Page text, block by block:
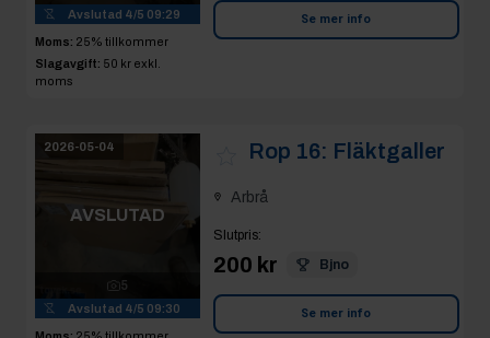
Avslutad 4/5 09:29
Moms: 25% tillkommer
Slagavgift: 50 kr exkl.
moms
Se mer info
2026-05-04
AVSLUTAD
5
Avslutad 4/5 09:30
Moms: 25% tillkommer
Rop 16: Fläktgaller
Arbrå
Slutpris:
200 kr Bjno
Se mer info